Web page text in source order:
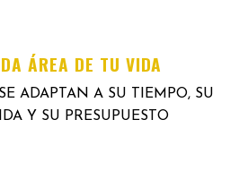
ÁREA DE TU VIDA
ADAPTAN A SU TIEMPO, SU
Y SU PRESUPUESTO